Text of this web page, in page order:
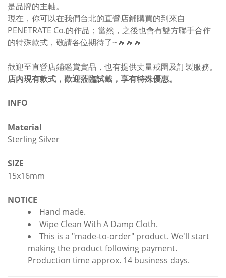
是品牌的主軸。
現在，你可以在我們台北的直營店鋪購買的到來自
PENETRATE Co.的作品；當然，之後也會有雙方聯手合作
的特殊款式，敬請各位期待了~🔥🔥🔥
歡迎至直營店鋪鑑賞實品，也有提供丈量戒圍及訂製服務。
店內現有款式，歡迎蒞臨試戴，享有特殊優惠。
INFO
Material
Sterling Silver
SIZE
15x16mm
NOTICE
Hand made.
Wipe Clean With A Damp Cloth.
This is a "made-to-order" product. We'll start
making the product following payment.
Production time approx. 14 business days.